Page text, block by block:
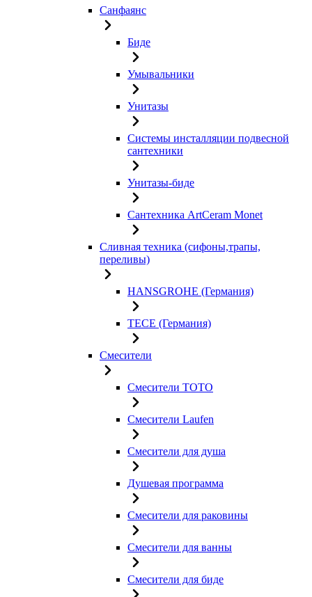
Санфаянс
Биде
Умывальники
Унитазы
Системы инсталляции подвесной
сантехники
Унитазы-биде
Сантехника ArtCeram Monet
Сливная техника (сифоны,трапы,
переливы)
HANSGROHE (Германия)
TECE (Германия)
Смесители
Смесители TOTO
Смесители Laufen
Смесители для душа
Душевая программа
Смесители для раковины
Смесители для ванны
Смесители для биде